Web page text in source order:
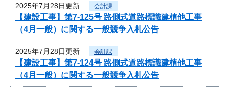
2025年7月28日更新 会計課
【建設工事】第7-125号 路側式道路標識建植他工事
（4月一般）に関する一般競争入札公告
2025年7月28日更新 会計課
【建設工事】第7-124号 路側式道路標識建植他工事
（4月一般）に関する一般競争入札公告